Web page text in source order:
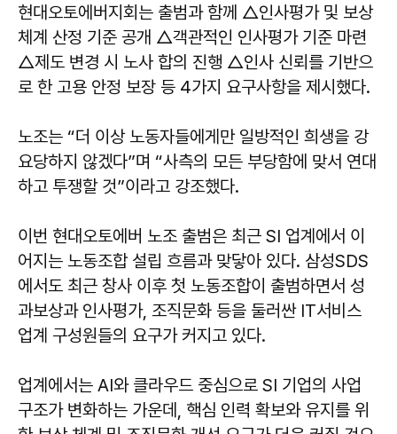
현대오토에버지회는 출범과 함께 △인사평가 및 보상
체계 산정 기준 공개 △객관적인 인사평가 기준 마련
△제도 변경 시 노사 합의 진행 △인사 신뢰를 기반으
로 한 고용 안정 보장 등 4가지 요구사항을 제시했다.
노조는 “더 이상 노동자들에게만 일방적인 희생을 강
요당하지 않겠다”며 “사측의 모든 부당함에 맞서 연대
하고 투쟁할 것”이라고 강조했다.
이번 현대오토에버 노조 출범은 최근 SI 업계에서 이
어지는 노동조합 설립 흐름과 맞닿아 있다. 삼성SDS
에서도 최근 창사 이후 첫 노동조합이 출범하면서 성
과보상과 인사평가, 조직문화 등을 둘러싼 IT서비스
업계 구성원들의 요구가 커지고 있다.
업계에서는 AI와 클라우드 중심으로 SI 기업의 사업
구조가 변화하는 가운데, 핵심 인력 확보와 유지를 위